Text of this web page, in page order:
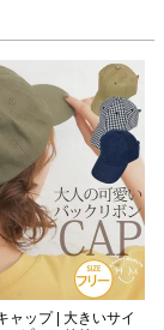
ャップ | 大きいサイ